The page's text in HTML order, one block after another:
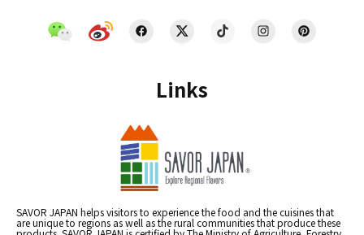
Links
SAVOR JAPAN helps visitors to experience the food and the cuisines that
are unique to regions as well as the rural communities that produce these